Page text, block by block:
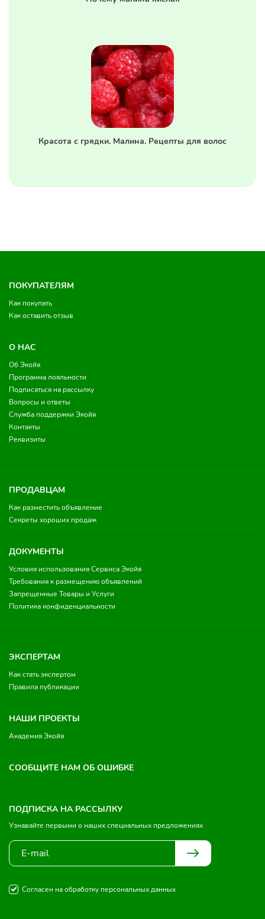
Красота с грядки. Малина. Рецепты для волос
ПОКУПАТЕЛЯМ
Как покупать
Как оставить отзыв
О НАС
Об Экойя
Программа лояльности
Подписаться на рассылку
Вопросы и ответы
Служба поддержки Экойя
Контакты
Реквизиты
ПРОДАВЦАМ
Как разместить объявление
Секреты хороших продаж
ДОКУМЕНТЫ
Условия использования Сервиса Экойя
Требования к размещению объявлений
Запрещенные Товары и Услуги
Политика конфиденциальности
ЭКСПЕРТАМ
Как стать экспертом
Правила публикации
НАШИ ПРОЕКТЫ
Академия Экойя
СООБЩИТЕ НАМ ОБ ОШИБКЕ
ПОДПИСКА НА РАССЫЛКУ
Узнавайте первыми о наших специальных предложениях
Согласен на обработку персональных данных